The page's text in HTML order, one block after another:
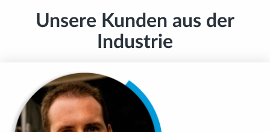
Unsere Kunden aus der
Industrie